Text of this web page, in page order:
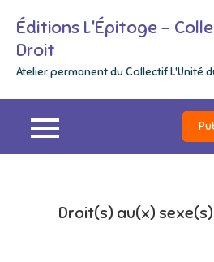
content
Éditions L'Épitoge –
Droit
Atelier permanent du Collectif L'Unité
Droit(s) au(x) sexe(s)